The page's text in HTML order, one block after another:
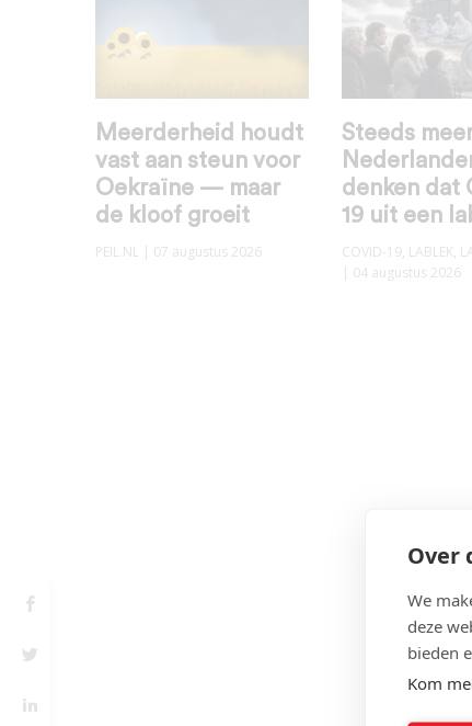
Over
We
deze
bieden
Kom
Meerderheid houdt
vast aan steun voor
Oekraïne — maar
de kloof groeit
PEIL.NL | 07 augustus 2026
Steeds
denken dat
19 uit een
COVID-19, LABLEK,
| 04 augustus 2026